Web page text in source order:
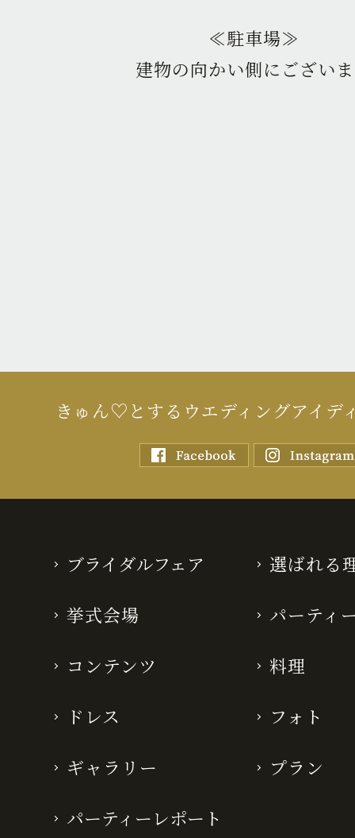
≪駐車場≫
建物の向かい側にござい
きゅん♡とするウエディングアイデ
ブライダルフェア 選ばれる
挙式会場 パーティ
コンテンツ 料理
ドレス フォト
ギャラリー プラン
パーティーレポート